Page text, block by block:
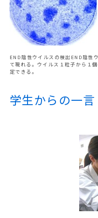
END陰性ウイルスの検出END陰性
て現れる。ウイルス１粒子から１
定できる。
学生からの一言